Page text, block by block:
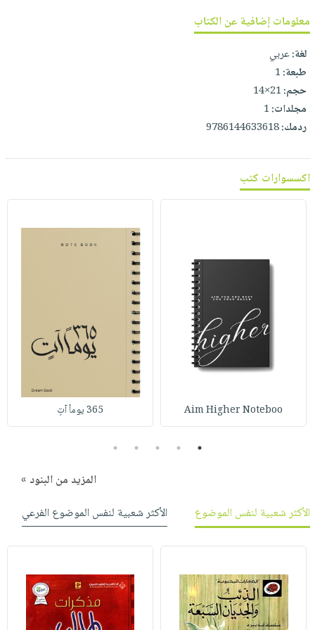
أطفال
مناسبات
فيديوهات
أسئلة
يتكرر
طرحها
خدمات
نيل
وفرات
انشر
كتابك
تواصل
عربة
نشرة
الإصدارات
معلومات إضافية عن الكتاب
لغة:عربي
طبعة:1
حجم:21×14
مجلدات:1
ردمك:9786144633618
اكسسوارات كتب
Aim Higher Noteboo 365 يوماً آتٍ
1
2
3
4
5
المزيد من البنود »
الأكثر شعبية لنفس الموضوع
الأكثر شعبية لنفس الموضوع الفرعي